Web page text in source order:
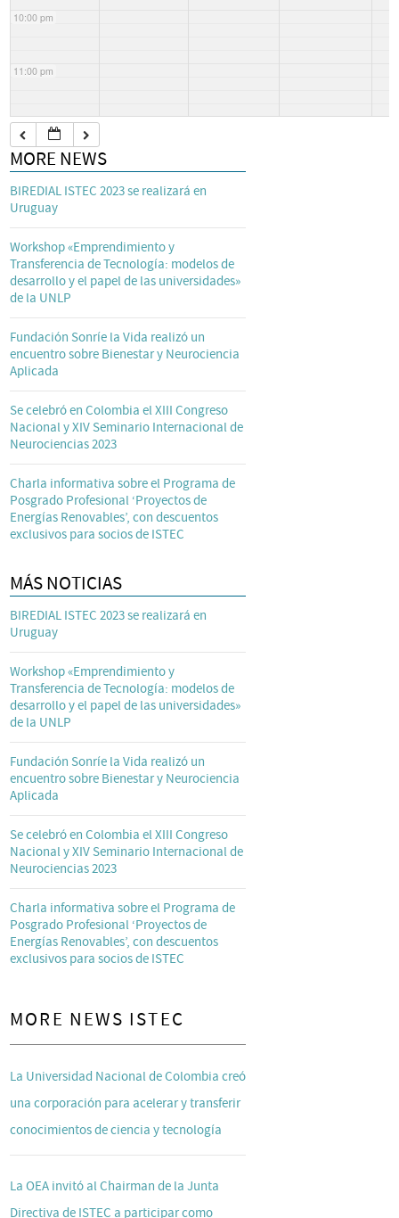
10:00 pm
11:00 pm
MORE NEWS
BIREDIAL ISTEC 2023 se realizará en
Uruguay
Workshop «Emprendimiento y
Transferencia de Tecnología: modelos de
desarrollo y el papel de las universidades»
de la UNLP
Fundación Sonríe la Vida realizó un
encuentro sobre Bienestar y Neurociencia
Aplicada
Se celebró en Colombia el XIII Congreso
Nacional y XIV Seminario Internacional de
Neurociencias 2023
Charla informativa sobre el Programa de
Posgrado Profesional ‘Proyectos de
Energías Renovables’, con descuentos
exclusivos para socios de ISTEC
MÁS NOTICIAS
BIREDIAL ISTEC 2023 se realizará en
Uruguay
Workshop «Emprendimiento y
Transferencia de Tecnología: modelos de
desarrollo y el papel de las universidades»
de la UNLP
Fundación Sonríe la Vida realizó un
encuentro sobre Bienestar y Neurociencia
Aplicada
Se celebró en Colombia el XIII Congreso
Nacional y XIV Seminario Internacional de
Neurociencias 2023
Charla informativa sobre el Programa de
Posgrado Profesional ‘Proyectos de
Energías Renovables’, con descuentos
exclusivos para socios de ISTEC
MORE NEWS ISTEC
La Universidad Nacional de Colombia creó
una corporación para acelerar y transferir
conocimientos de ciencia y tecnología
La OEA invitó al Chairman de la Junta
Directiva de ISTEC a participar como